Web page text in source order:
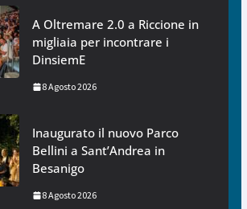
A Oltremare 2.0 a Riccione in
migliaia per incontrare i
DinsiemE
8 Agosto 2026
Inaugurato il nuovo Parco
Bellini a Sant’Andrea in
Besanigo
8 Agosto 2026